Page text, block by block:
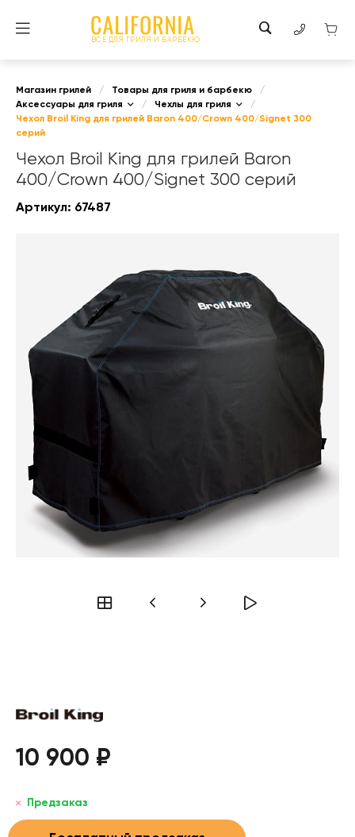
ВСЕ ДЛЯ ГРИЛЯ И БАРБЕКЮ
Магазин грилей / Товары для гриля и барбекю
/
Аксессуары для гриля
/ Чехлы для гриля
/
Чехол Broil King для грилей Baron 400/Crown 400/Signet 300
серий
Чехол Broil King для грилей Baron
400/Crown 400/Signet 300 серий
Артикул: 67487
10 900 ₽
Предзаказ